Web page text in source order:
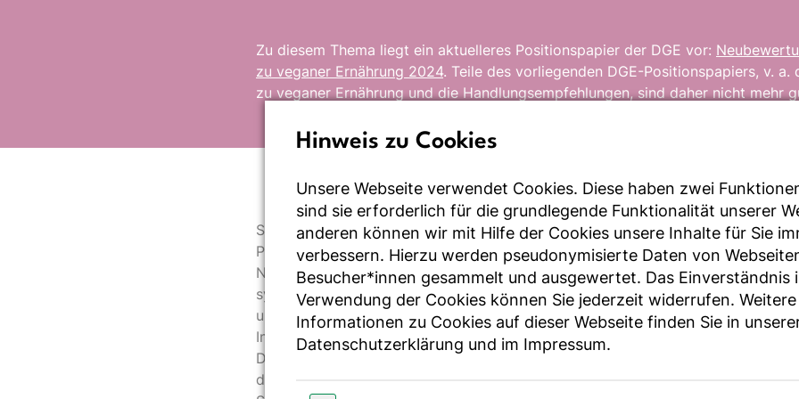
Zu diesem Thema liegt ein aktuelleres Positionspapier der DGE vor:
zu veganer Ernährung 2024. Teile des vorliegenden DGE-Positionspapiers, v. a.
zu veganer Ernährung und die Handlungsempfehlungen, sind daher nicht mehr
Seit der Veröffentlichung der Position der DGE zu veganer Ernährung sind
Publikationen zur veganen Ernährung bei Bevölkerungsgruppen mit besonderem
Nährstoffversorgung erschienen. Zur Identifizierung relevanter Publikationen
systematische Literaturrecherche im 4-Augen-Prinzip in den Datenbanken NCBI
und Cochrane mit dem Suchbegriff „vegan“ durchgeführt.
Insgesamt wurden fünf Publikationen zu drei Studien identifiziert. Die wenigen,
Daten deuten darauf hin, dass sich der Vitamin-B12-Gehalt der Frauenmilch und
der Kinder statistisch nicht signifikant zwischen vegan, vegetarisch und omnivor
Hinweis zu Cookies
Unsere Webseite verwendet Cookies. Diese haben zwei
sind sie erforderlich für die grundlegende Funktionalität unserer
anderen können wir mit Hilfe der Cookies unsere Inhalte für Sie
verbessern. Hierzu werden pseudonymisierte Daten von
Besucher*innen gesammelt und ausgewertet. Das Einverständnis
Verwendung der Cookies können Sie jederzeit widerrufen. Weitere
Informationen zu Cookies auf dieser Webseite finden Sie in
Datenschutzerklärung und im Impressum.